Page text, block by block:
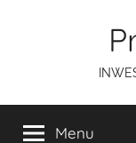
Menu